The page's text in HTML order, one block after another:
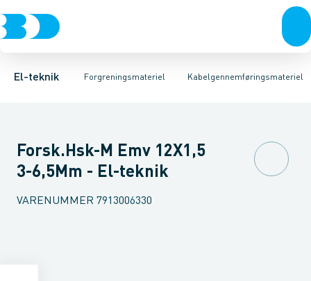
El-teknik Forgreningsmateriel
Afbrydere, stikkontakter & lampeudtagForgreningsmateriel
Kabelgennemføringsmateriel
KabelgennemføringsmaterielRækkeklemmerTilslutning og
KabelforskruningMembrannippel BlindpropMøtrik til
Forsk.Hsk-M Emv 12X1,5
3-6,5Mm - El-teknik
VARENUMMER 7913006330